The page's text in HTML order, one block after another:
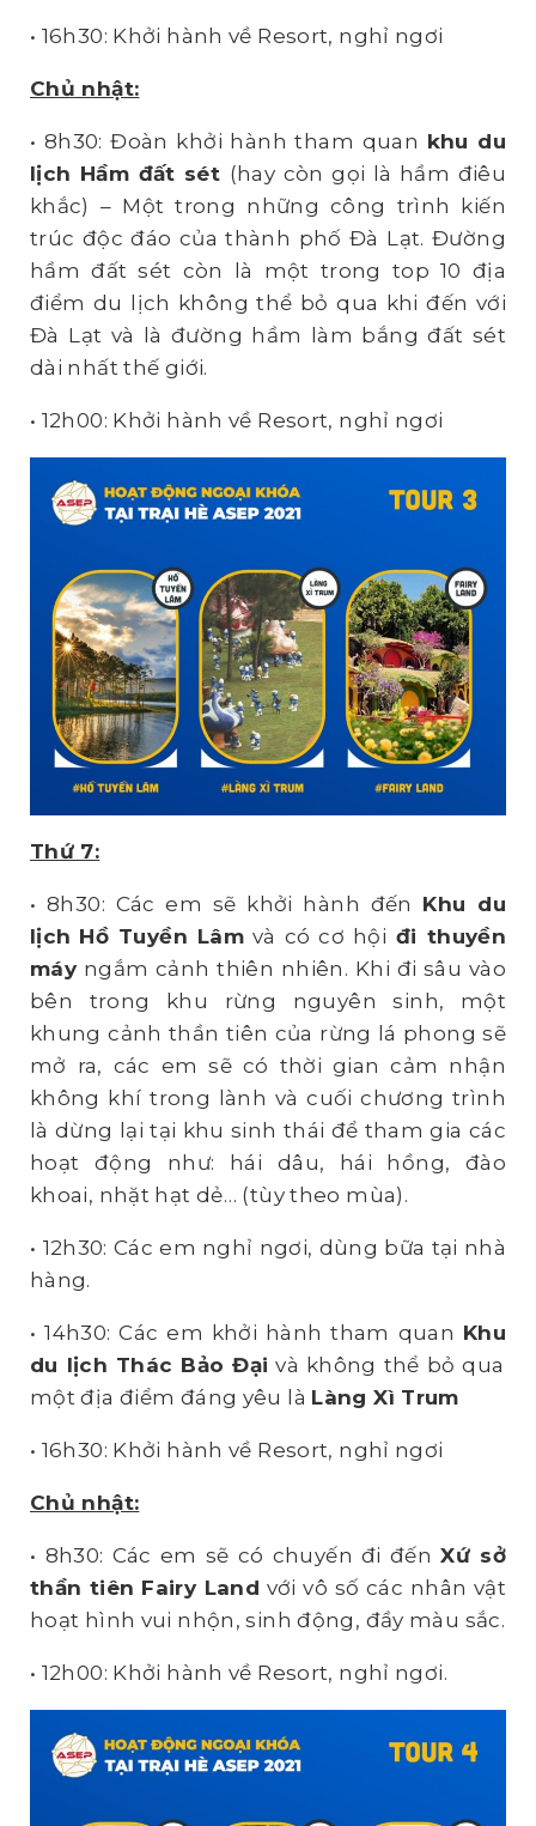
• 16h30: Khởi hành về Resort, nghỉ ngơi
Chủ nhật:
• 8h30: Đoàn khởi hành tham quan khu du
lịch Hầm đất sét (hay còn gọi là hầm điêu
khắc) – Một trong những công trình kiến
trúc độc đáo của thành phố Đà Lạt. Đường
hầm đất sét còn là một trong top 10 địa
điểm du lịch không thể bỏ qua khi đến với
Đà Lạt và là đường hầm làm bắng đất sét
dài nhất thế giới.
• 12h00: Khởi hành về Resort, nghỉ ngơi
Thứ 7:
• 8h30: Các em sẽ khởi hành đến Khu du
lịch Hồ Tuyền Lâm và có cơ hội đi thuyền
máy ngắm cảnh thiên nhiên. Khi đi sâu vào
bên trong khu rừng nguyên sinh, một
khung cảnh thần tiên của rừng lá phong sẽ
mở ra, các em sẽ có thời gian cảm nhận
không khí trong lành và cuối chương trình
là dừng lại tại khu sinh thái để tham gia các
hoạt động như: hái dâu, hái hồng, đào
khoai, nhặt hạt dẻ… (tùy theo mùa).
• 12h30: Các em nghỉ ngơi, dùng bữa tại nhà
hàng.
• 14h30: Các em khởi hành tham quan Khu
du lịch Thác Bảo Đại và không thể bỏ qua
một địa điểm đáng yêu là Làng Xì Trum
• 16h30: Khởi hành về Resort, nghỉ ngơi
Chủ nhật:
• 8h30: Các em sẽ có chuyến đi đếnXứ sở
thần tiên Fairy Land với vô số các nhân vật
hoạt hình vui nhộn, sinh động, đầy màu sắc.
• 12h00: Khởi hành về Resort, nghỉ ngơi.